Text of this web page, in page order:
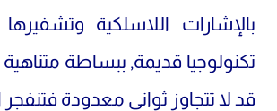
بالإشارات اللاسلكية
تكنولوجيا قديمة, ببساطة
قد لا تتجاوز ثواني معدودة فتنفجر